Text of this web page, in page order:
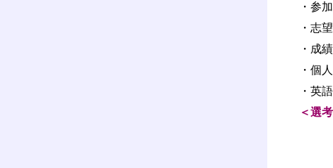
・参
・志
・成
・個
・英
＜選